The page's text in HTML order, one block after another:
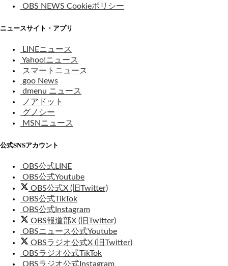
OBS NEWS Cookieポリシー
ニュースサイト・アプリ
LINEニュース
Yahoo!ニュース
スマートニュース
goo News
dmenu ニュース
ノアドット
グノシー
MSNニュース
公式SNSアカウント
OBS公式LINE
OBS公式Youtube
OBS公式X (旧Twitter)
OBS公式TikTok
OBS公式Instagram
OBS報道部X (旧Twitter)
OBSニュース公式Youtube
OBSラジオ公式X (旧Twitter)
OBSラジオ公式TikTok
OBSラジオ公式Instagram